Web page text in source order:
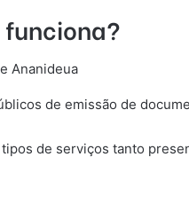
de emissão de
de serviços tanto